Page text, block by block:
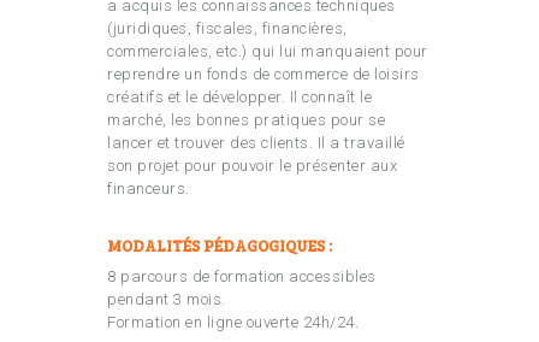
a acquis les connaissances techniques
(juridiques, fiscales, financières,
commerciales, etc.) qui lui manquaient pour
reprendre un fonds de commerce de loisirs
créatifs et le développer. Il connaît le
marché, les bonnes pratiques pour se
lancer et trouver des clients. Il a travaillé
son projet pour pouvoir le présenter aux
financeurs.
MODALITÉS PÉDAGOGIQUES :
8 parcours de formation accessibles
pendant 3 mois.
Formation en ligne ouverte 24h/24.